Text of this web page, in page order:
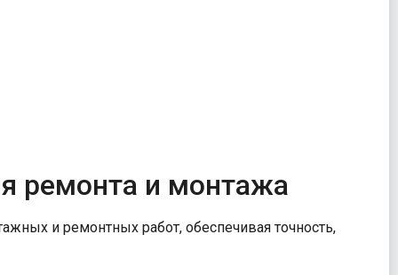
ремонта и монтажа
и ремонтных работ, обеспечивая точность,